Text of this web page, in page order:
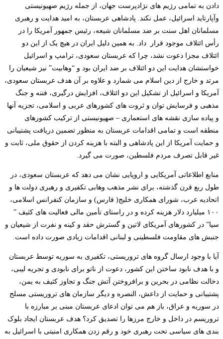
دادن به تمامی رژیم های نژادپرست جهان، از جمله رژیم صهیونیستی
وآپارتاید اسرائیل، عمل نکند. پادشاهی عربستان، به امید هدایت و رهبری
مسلمانان اهل سنت بر ضد مسلمانان شیعه، رئیس جمهور آمریکا را در
رأس ائتلاف موجود قرار داد. به همین دلیل ایران در هیچ یک از این دو
ائتلاف مجزا دعوت نشد، چرا که عربستان سعودی، ترامپ و اسرائیل
خواستشان هدایت این دو ائتلاف بر ضد ایران بود و “وهابیت” نیز شیعیان را
مرتد و خارج از دین اسلام می شمارد و علاوه بر آن هدف عربستان سعودی،
آمریکا و اسرائیل از تشکیل این دو ائتلاف، افزایش درگیری، فتنه و جنگ
مذهبی و فرسایش توان و ثروت های کشورهای عربی و اسلامی، تجزیه آنها
و پیاده سازی نقشه های استعماری – صهیونیستی از ترکیب کشورهای
منطقه است و تمامی اقدامات عربستان به منظور تضمین دریافت پشتیبانی
و حمایت آمریکا از این پادشاهی و البته با هزینه کردن از حقوق ملی، ثابت و
غیر قابل تصرف مردم فلسطین، صورت می گیرد.
منابع اطلاعاتی آمریکایی و اروپایی نشان می دهد که عربستان سعودی، در
طول ربع قرن گذشته، برای نشر مذهب وهابی تکفیری و رهبری دولت ها و
اتحادیه عرب، شورای همکاری خلیج( فارس) و سازمان کنفرانس اسلامی،
۱۰۰ میلیارد دلار هزینه کرده و در راستای تأمین مالی فعالیت های کثیف ”
سیا” در کشورهای آمریکای لاتین و گسترش حقد و کینه و نفرت از شیعیان و
جنبش های مقاومت فلسطینی و لبنانی اقدامات زیادی صورت داده است.
آیا با وجود ارسال گروه های تروریستی، تکفیری به سوریه توسط عربستان
و با هدف نابود ساختن این کشور، دعوت از ناتو برای نابودی و تجریه لیبی،
دخالت نظامی در بحرین و برافروختن آتش جنگ و تجاوز کثیف به یمن،
پشتیبانی و حمایت از داعش، النصره و دیگر سازمان های تروریستی مسلح
در سوریه و عراق، باز هم می توان ادعای عربستان مبنی بر مبارزه با
تروریسم در داخل و خارج مرزها را تصدیق کرد؟ هدف عربستان ایجاد بلوک
بندی های سیاسی تحت رهبری خود و رقم زدن همکاری امنیتی با اسرائیل به